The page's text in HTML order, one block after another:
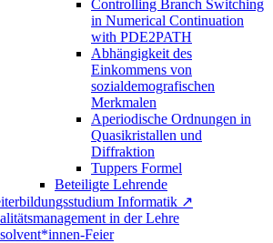
Controlling Branch Switching
in Numerical Continuation
with PDE2PATH
Abhängigkeit des
Einkommens von
sozialdemografischen
Merkmalen
Aperiodische Ordnungen in
Quasikristallen und
Diffraktion
Tuppers Formel
Beteiligte Lehrende
Informatik ↗
in der Lehre
Feier